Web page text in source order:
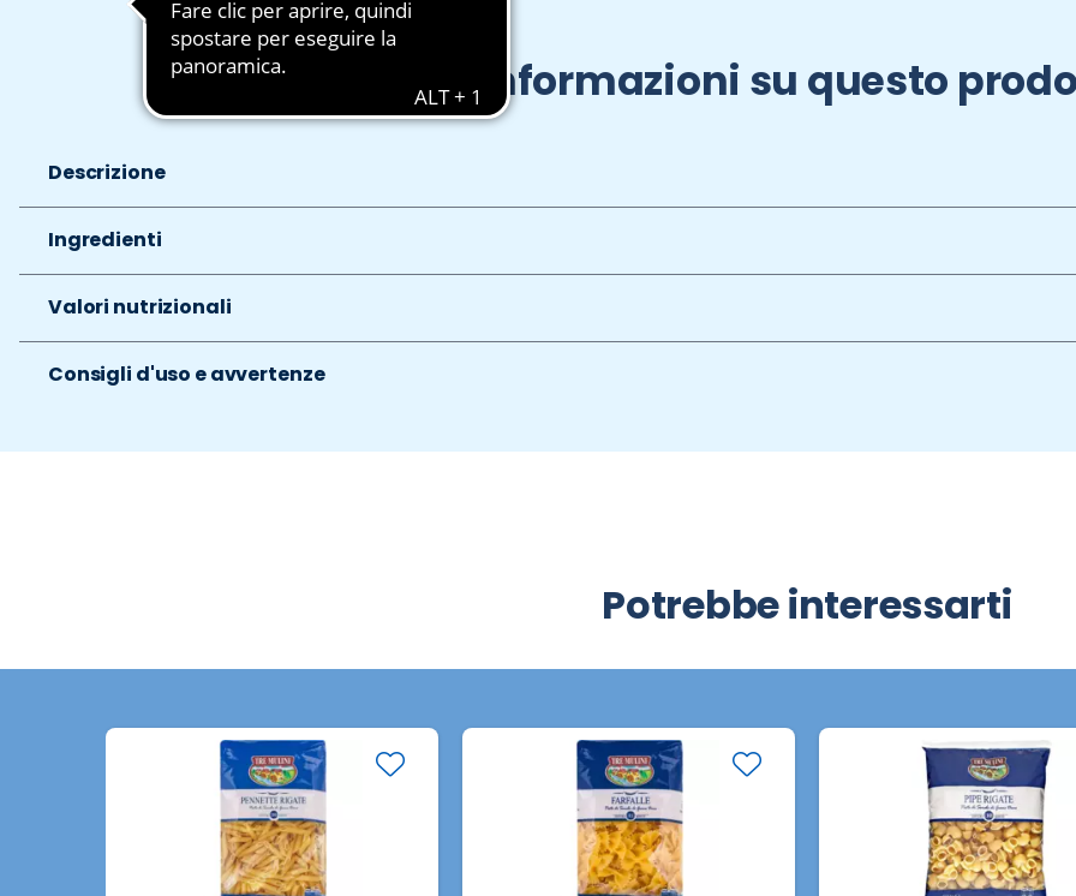
Informazioni su questo
Descrizione
Ingredienti
Valori nutrizionali
Consigli d'uso e avvertenze
Potrebbe interessarti